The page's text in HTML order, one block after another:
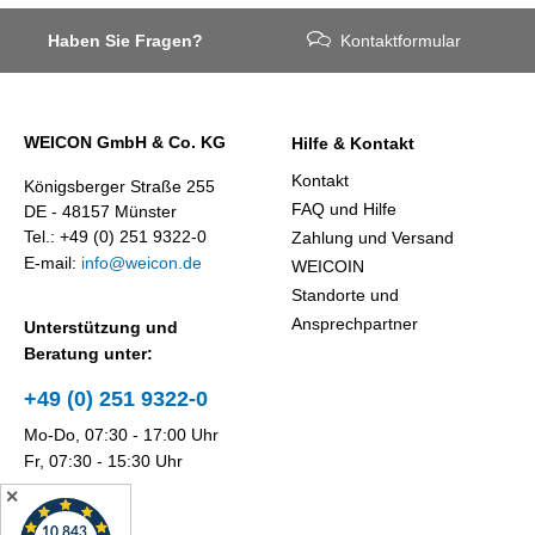
Haben Sie Fragen? Kontaktformular
WEICON GmbH & Co. KG
Königsberger Straße 255
DE - 48157 Münster
Tel.: +49 (0) 251 9322-0
E-mail: info@weicon.de
Unterstützung und
Beratung unter:
+49 (0) 251 9322-0
Mo-Do, 07:30 - 17:00 Uhr
Fr, 07:30 - 15:30 Uhr
Hilfe & Kontakt
Kontakt
FAQ und Hilfe
Zahlung und Versand
WEICOIN
Standorte und
Ansprechpartner
✕